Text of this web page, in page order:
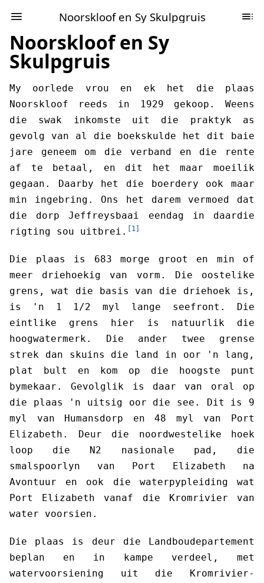
Noorskloof en Sy Skulpgruis
Noorskloof en Sy
Skulpgruis
My oorlede vrou en ek het die plaas
Noorskloof reeds in 1929 gekoop. Weens
die swak inkomste uit die praktyk as
gevolg van al die boekskulde het dit baie
jare geneem om die verband en die rente
af te betaal, en dit het maar moeilik
gegaan. Daarby het die boerdery ook maar
min ingebring. Ons het darem vermoed dat
die dorp Jeffreysbaai eendag in daardie
rigting sou uitbrei.
[1]
Die plaas is 683 morge groot en min of
meer driehoekig van vorm. Die oostelike
grens, wat die basis van die driehoek is,
is 'n 1 1/2 myl lange seefront. Die
eintlike grens hier is natuurlik die
hoogwatermerk. Die ander twee grense
strek dan skuins die land in oor 'n lang,
plat bult en kom op die hoogste punt
bymekaar. Gevolglik is daar van oral op
die plaas 'n uitsig oor die see. Dit is 9
myl van Humansdorp en 48 myl van Port
Elizabeth. Deur die noordwestelike hoek
loop die N2 nasionale pad, die
smalspoorlyn van Port Elizabeth na
Avontuur en ook die waterpypleiding wat
Port Elizabeth vanaf die Kromrivier van
water voorsien.
Die plaas is deur die Landboudepartement
beplan en in kampe verdeel, met
watervoorsiening uit die Kromrivier-